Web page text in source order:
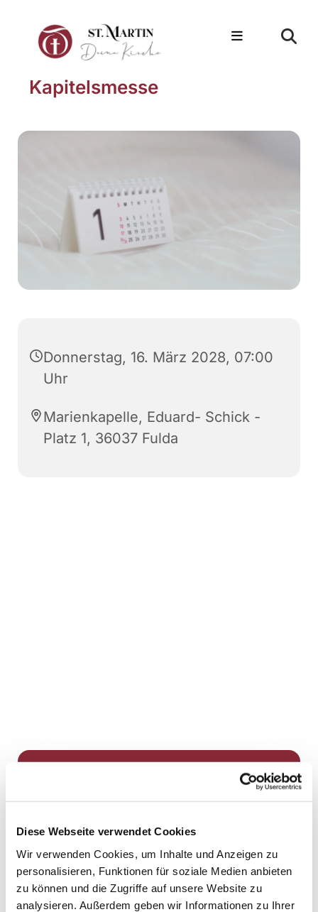
Diese Webseite verwendet Cookies
Wir verwenden Cookies, um Inhalte und Anzeigen zu
personalisieren, Funktionen für soziale Medien anbieten
zu können und die Zugriffe auf unsere Website zu
analysieren. Außerdem geben wir Informationen zu Ihrer
Kapitelsmesse
Donnerstag, 16. März 2028, 07:00
Uhr
Marienkapelle, Eduard- Schick -
Platz 1, 36037 Fulda
Dies könnte Sie auch